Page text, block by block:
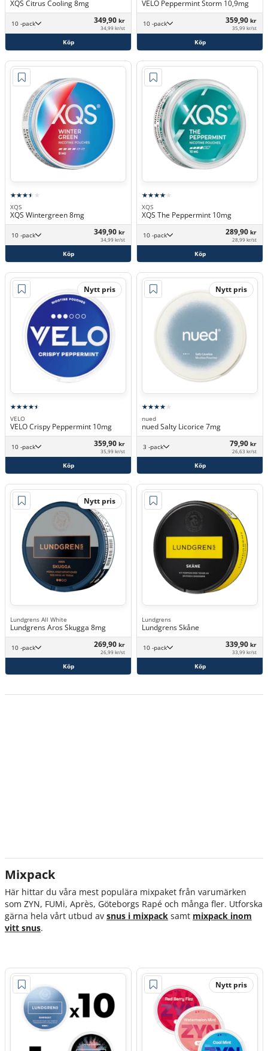
XQS Citrus Cooling 8mg
10 -pack 349,90 kr
34,99 kr/st
Köp
VELO Peppermint Storm 10,9mg
10 -pack 359,90 kr
35,99 kr/st
Köp
XQS
XQS Wintergreen 8mg
10 -pack 349,90 kr
34,99 kr/st
Köp
XQS
XQS The Peppermint 10mg
10 -pack 289,90 kr
28,99 kr/st
Köp
Nytt pris
VELO
VELO Crispy Peppermint 10mg
10 -pack 359,90 kr
35,99 kr/st
Köp
Nytt pris
nued
nued Salty Licorice 7mg
3 -pack 79,90 kr
26,63 kr/st
Köp
Nytt pris
Lundgrens All White
Lundgrens Aros Skugga 8mg
10 -pack 269,90 kr
26,99 kr/st
Köp
Lundgrens
Lundgrens Skåne
10 -pack 339,90 kr
33,99 kr/st
Köp
Mixpack
Här hittar du våra mest populära mixpaket från varumärken
som ZYN, FUMi, Après, Göteborgs Rapé och många fler. Utforska
gärna hela vårt utbud av snus i mixpack samt mixpack inom
vitt snus.
Nytt pris